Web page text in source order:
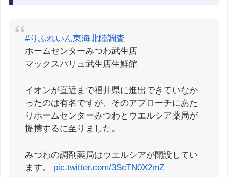
#りふれいん東海北陸調査
ホームセンターみつわ武生店
マックスバリュ武生店生鮮館
イオンが直近まで福井県に進出できていなか
ったのは有名ですが、そのアプローチにあた
りホームセンターみつわとウエルシア薬局が
提携するに至りました。
みつわの調剤薬局はウエルシアが開設してい
ます。 pic.twitter.com/3ScTN0X2mZ